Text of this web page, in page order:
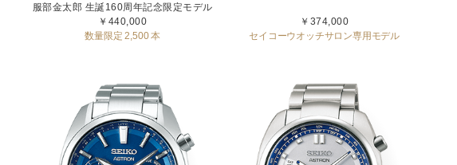
服部金太郎 生誕160周年記念限定モデル
￥440,000
数量限定 2,500 本
￥374,000
セイコーウオッチサロン専用モデル